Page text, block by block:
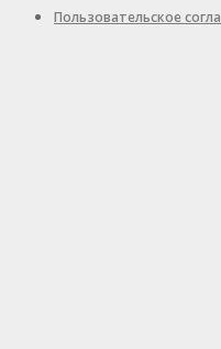
Пользовательское